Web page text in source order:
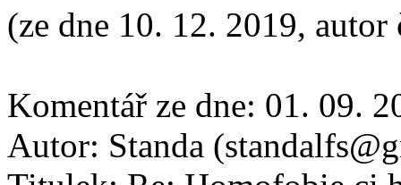
(ze dne 10. 12. 2019,
Komentář ze dne: 01. 09.
Autor: Standa